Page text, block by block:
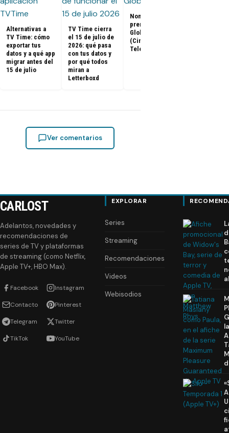
Alternativas a
TV Time: cómo
exportar tus
datos y a qué app
migrar antes del
15 de julio
TV Time cierra
el 15 de julio de
2026: qué pasa
con tus datos y
por qué todos
miran a
Letterboxd
Nominados a los
premios Golden
Globes 2025
(Cine y
Televisión)
Ver comentarios
CARLOST
Adelantos, novedades y
recomendaciones de
series de TV y plataformas
de streaming (como Netflix,
Apple TV+, HBO Max).
Facebook Instagram
Contacto Pinterest
Telegram Twitter
TikTok YouTube
EXPLORAR
Series
Streaming
Recomendaciones
Videos
Webisodios